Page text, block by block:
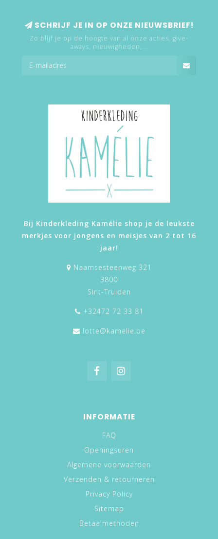
SCHRIJF JE IN OP ONZE NIEUWSBRIEF!
Zo blijf je op de hoogte van al onze acties, give-
aways, nieuwigheden,...
Bij Kinderkleding Kamélie shop je de leukste
merkjes voor jongens en meisjes van 2 tot 16
jaar!
Naamsesteenweg 321
3800
Sint-Truiden
+32472 72 33 81
lotte@kamelie.be
INFORMATIE
FAQ
Openingsuren
Algemene voorwaarden
Verzenden & retourneren
Privacy Policy
Sitemap
Betaalmethoden